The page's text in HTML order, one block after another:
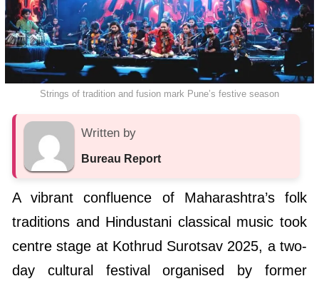
Strings of tradition and fusion mark Pune’s festive season
Written by
Bureau Report
A vibrant confluence of Maharashtra’s folk
traditions and Hindustani classical music took
centre stage at Kothrud Surotsav 2025, a two-
day cultural festival organised by former